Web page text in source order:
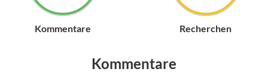
Kommentare Recherchen
Kommentare